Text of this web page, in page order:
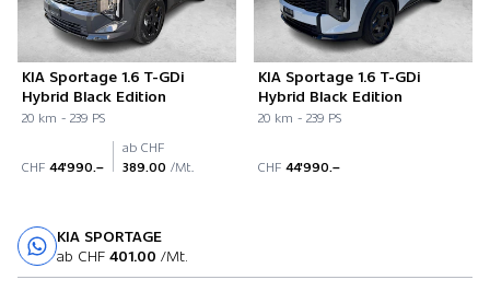
KIA Sportage 1.6 T-GDi
Hybrid Black Edition
20 km - 239 PS
CHF 44'990.–
ab CHF
389.00 /Mt.
KIA Sportage 1.6 T-GDi
Hybrid Black Edition
20 km - 239 PS
CHF 44'990.–
KIA SPORTAGE
ab CHF 401.00 /Mt.